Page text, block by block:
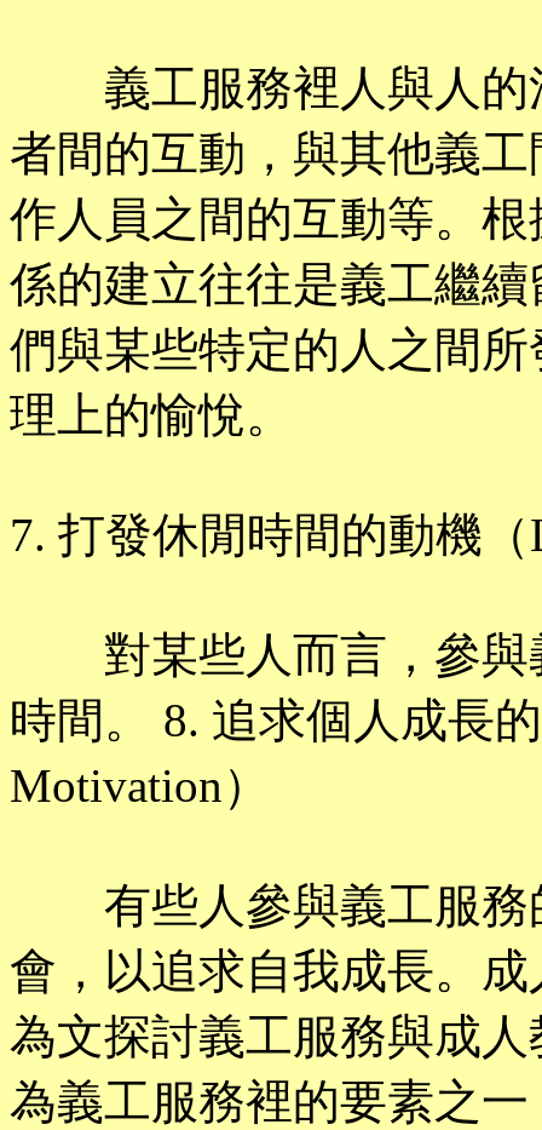
義工服務裡人與人的
者間的互動，與其他義
作人員之間的互動等。
係的建立往往是義工繼
們與某些特定的人之間
理上的愉悅。
7. 打發休閒時間的動機
對某些人而言，參與
時間。 8. 追求個人成長
Motivation）
有些人參與義工服務
會，以追求自我成長。
為文探討義工服務與成
為義工服務裡的要素之